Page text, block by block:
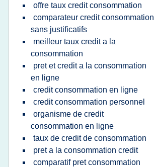
offre taux credit consommation
comparateur credit consommation
sans justificatifs
meilleur taux credit a la
consommation
pret et credit a la consommation
en ligne
credit consommation en ligne
credit consommation personnel
organisme de credit
consommation en ligne
taux de credit de consommation
pret a la consommation credit
comparatif pret consommation